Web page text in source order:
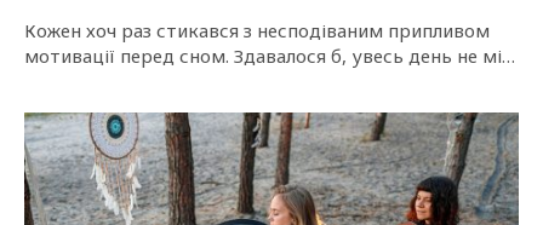
Кожен хоч раз стикався з несподіваним припливом
мотивації перед сном. Здавалося б, увесь день не міг